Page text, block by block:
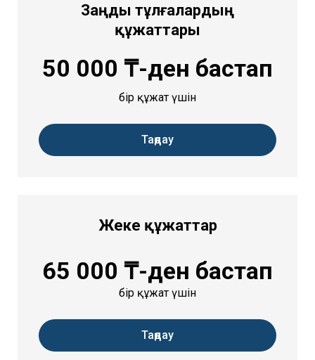
Заңды тұлғалардың
құжаттары
50 000 ₸-ден бастап
бір құжат үшін
Таңдау
Жеке құжаттар
65 000 ₸-ден бастап
бір құжат үшін
Таңдау